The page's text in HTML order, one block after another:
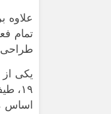
علاوه
تمام
طراحی
یکی از
۱۹،
اساس